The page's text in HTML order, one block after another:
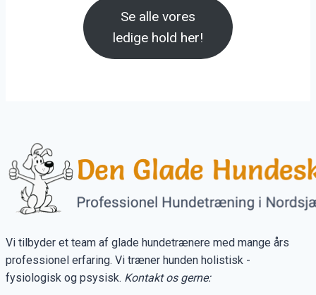
Se alle vores
ledige hold her!
Vi tilbyder et team af glade hundetrænere med mange års
professionel erfaring. Vi træner hunden holistisk -
fysiologisk og psysisk. Kontakt os gerne: